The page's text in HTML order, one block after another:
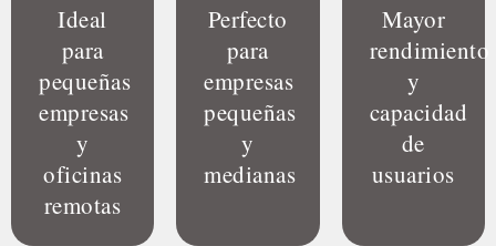
Ideal
para
pequeñas
empresas
y
oficinas
remotas
Perfecto
para
empresas
pequeñas
y
medianas
Mayor
rendimiento
y
capacidad
de
usuarios